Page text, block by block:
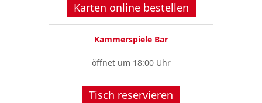
Karten online bestellen
Kammerspiele Bar
öffnet um 18:00 Uhr
Tisch reservieren